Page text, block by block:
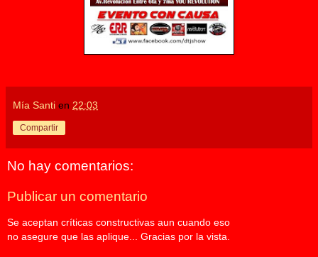
Mía Santi en 22:03
Compartir
No hay comentarios:
Publicar un comentario
Se aceptan críticas constructivas aun cuando eso
no asegure que las aplique... Gracias por la vista.